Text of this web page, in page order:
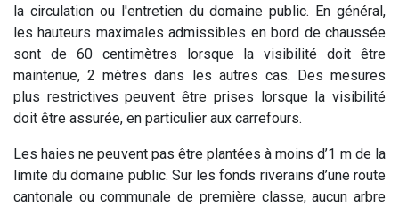
la circulation ou l'entretien du domaine public. En général,
les hauteurs maximales admissibles en bord de chaussée
sont de 60 centimètres lorsque la visibilité doit être
maintenue, 2 mètres dans les autres cas. Des mesures
plus restrictives peuvent être prises lorsque la visibilité
doit être assurée, en particulier aux carrefours.
Les haies ne peuvent pas être plantées à moins d’1 m de la
limite du domaine public. Sur les fonds riverains d’une route
cantonale ou communale de première classe, aucun arbre